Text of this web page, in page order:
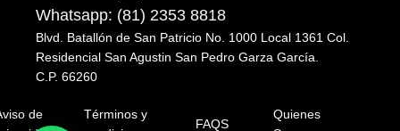
Whatsapp: (81) 2353 8818
Blvd. Batallón de San Patricio No. 1000 Local 1361 Col.
Residencial San Agustin San Pedro Garza García.
C.P. 66260
de
Términos y
FAQS
Quienes